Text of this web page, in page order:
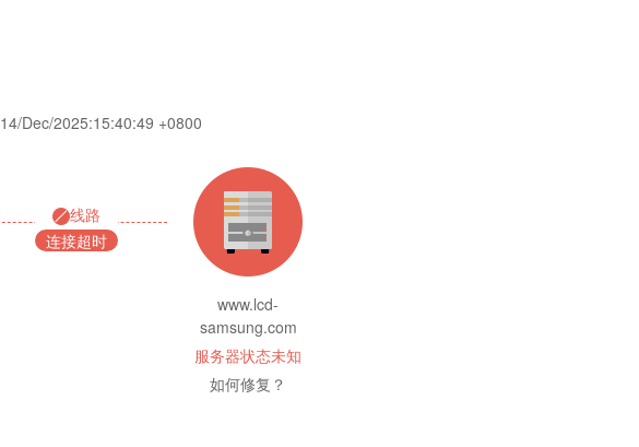
14/Dec/2025:15:40:49 +0800
线路
连接超时
www.lcd-
samsung.com
服务器状态未知
如何修复？